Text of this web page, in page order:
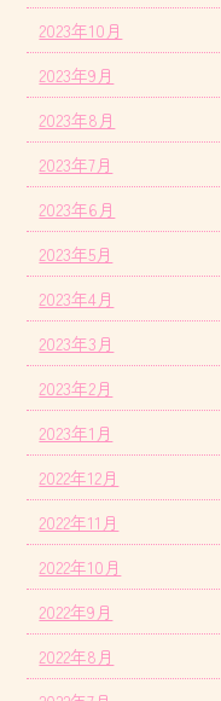
2023年10月
2023年9月
2023年8月
2023年7月
2023年6月
2023年5月
2023年4月
2023年3月
2023年2月
2023年1月
2022年12月
2022年11月
2022年10月
2022年9月
2022年8月